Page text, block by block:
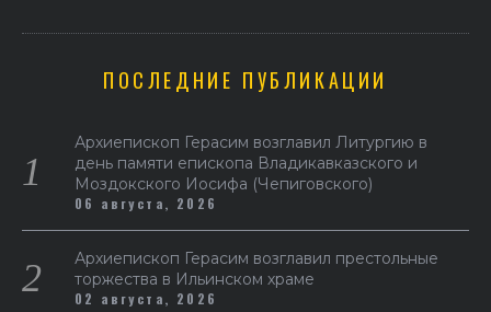
ПОСЛЕДНИЕ ПУБЛИКАЦИИ
Архиепископ Герасим возглавил Литургию в
день памяти епископа Владикавказского и
Моздокского Иосифа (Чепиговского)
06 августа, 2026
Архиепископ Герасим возглавил престольные
торжества в Ильинском храме
02 августа, 2026